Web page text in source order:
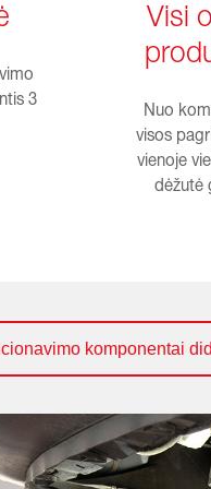
3
Visi
Nuo
visos
vienoje
dėžutė
komponentai